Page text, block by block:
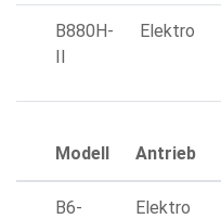
B880H-
II
Elektro
Modell Antrieb
B6- Elektro